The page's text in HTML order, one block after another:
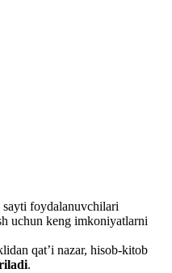
sayti foydalanuvchilari
uchun keng imkoniyatlarni
qatʼi nazar, hisob-kitob
.